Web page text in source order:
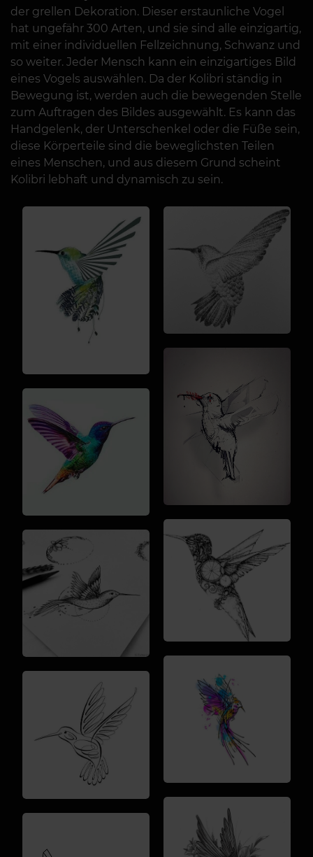
der grellen Dekoration. Dieser erstaunliche Vogel
hat ungefähr 300 Arten, und sie sind alle einzigartig,
mit einer individuellen Fellzeichnung, Schwanz und
so weiter. Jeder Mensch kann ein einzigartiges Bild
eines Vogels auswählen. Da der Kolibri ständig in
Bewegung ist, werden auch die bewegenden Stelle
zum Auftragen des Bildes ausgewählt. Es kann das
Handgelenk, der Unterschenkel oder die Füße sein,
diese Körperteile sind die beweglichsten Teilen
eines Menschen, und aus diesem Grund scheint
Kolibri lebhaft und dynamisch zu sein.